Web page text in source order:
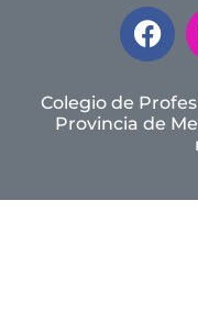
Colegio de
Provincia de